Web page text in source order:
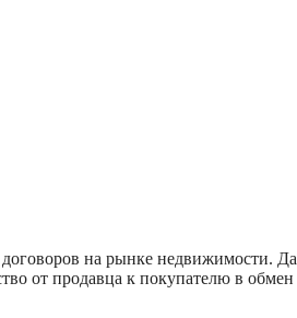
на рынке недвижимости.
от продавца к покупателю в обмен